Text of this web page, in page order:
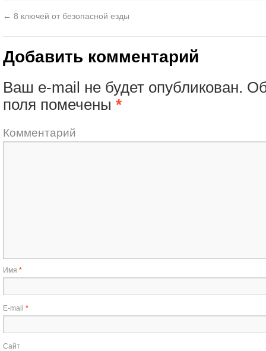
← 8 ключей от безопасной езды
Добавить комментарий
Ваш e-mail не будет опубликован.
поля помечены *
Комментарий
Имя *
E-mail *
Сайт